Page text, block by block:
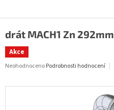
drát MACH1 Zn 292mm
Akce
Průměrné
NeohodnocenoPodrobnosti hodnocení